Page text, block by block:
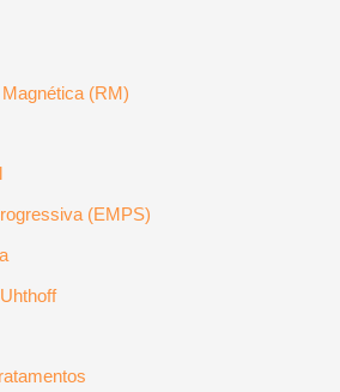
(RM)
(EMPS)